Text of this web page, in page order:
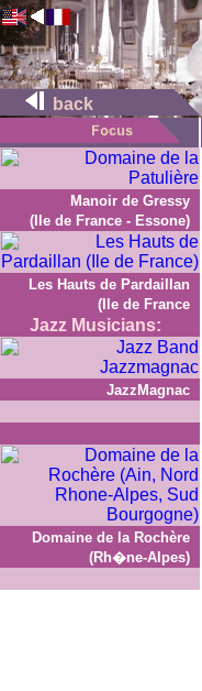
back
Manoir de Gressy
(Ile de France - Essone)
Les Hauts de Pardaillan
(Ile de France
Jazz Musicians:
JazzMagnac
Domaine de la Rochère
(Rh�ne-Alpes)